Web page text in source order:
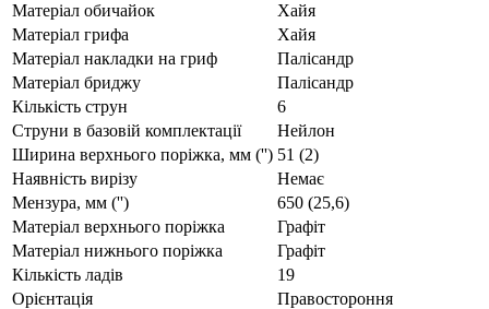
Матеріал обичайок
Хайя
Матеріал грифа
Хайя
Матеріал накладки на гриф
Палісандр
Матеріал бриджу
Палісандр
Кількість струн
6
Струни в базовій комплектації
Нейлон
Ширина верхнього поріжка, мм ('') 51 (2)
Наявність вирізу
Немає
Мензура, мм ('')
650 (25,6)
Матеріал верхнього поріжка
Графіт
Матеріал нижнього поріжка
Графіт
Кількість ладів
19
Орієнтація
Правостороння